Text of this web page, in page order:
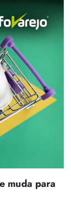
muda para